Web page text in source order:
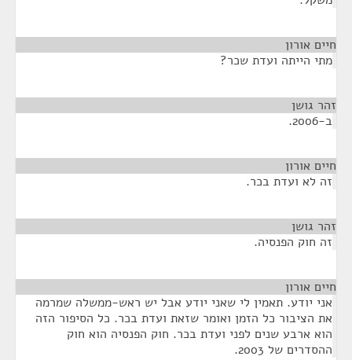
חיים אורון
מתי הייתה ועדת שכר?
זהר גושן
ב-2006.
חיים אורון
זה לא ועדת בכר.
זהר גושן
זה חוק הפנסיה.
חיים אורון
אני יודע. תאמין לי שאני יודע אבל יש ראש-ממשלה שמרמה
את הציבור כל הזמן ואומר שזאת ועדת בכר. כל הסיפור הזה
הוא ארבע שנים לפני ועדת בכר. חוק הפנסיה הוא חוק
ההסדרים של 2003.